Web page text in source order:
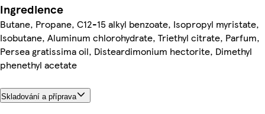
Ingredience
Butane, Propane, C12-15 alkyl benzoate, Isopropyl myristate,
Isobutane, Aluminum chlorohydrate, Triethyl citrate, Parfum,
Persea gratissima oil, Disteardimonium hectorite, Dimethyl
phenethyl acetate
Skladování a příprava